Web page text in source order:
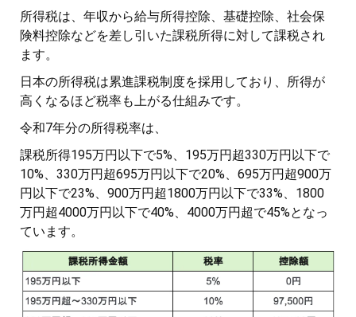
所得税は、年収から給与所得控除、基礎控除、社会保
険料控除などを差し引いた課税所得に対して課税され
ます。
日本の所得税は累進課税制度を採用しており、所得が
高くなるほど税率も上がる仕組みです。
令和7年分の所得税率は、
課税所得195万円以下で5%、195万円超330万円以下で
10%、330万円超695万円以下で20%、695万円超900万
円以下で23%、900万円超1800万円以下で33%、1800
万円超4000万円以下で40%、4000万円超で45%となっ
ています。